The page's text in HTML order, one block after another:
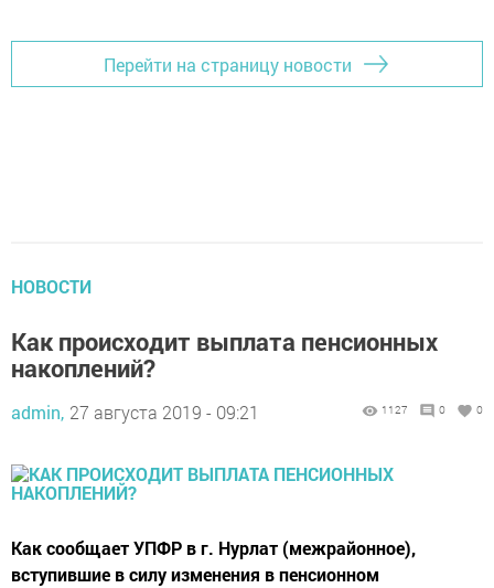
Перейти на страницу новости
НОВОСТИ
Как происходит выплата пенсионных
накоплений?
admin, 27 августа 2019 - 09:21 1127 0 0
Как сообщает УПФР в г. Нурлат (межрайонное),
вступившие в силу изменения в пенсионном